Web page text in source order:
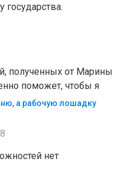
государства.
полученных от Марины
поможет, чтобы я
а рабочую лошадку
возможностей нет